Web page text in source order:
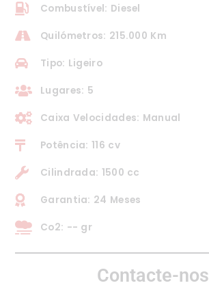
Combustível: Diesel
Quilómetros: 215.000 Km
Tipo: Ligeiro
Lugares: 5
Caixa Velocidades: Manual
Potência: 116 cv
Cilindrada: 1500 cc
Garantia: 24 Meses
Co2: -- gr
Contacte-nos